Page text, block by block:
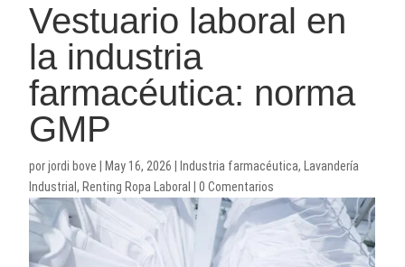
Vestuario laboral en
la industria
farmacéutica: norma
GMP
porjordi bove May 16, 2026 Industria farmacéutica,
Lavandería
Industrial , Renting Ropa Laboral 0 Comentarios